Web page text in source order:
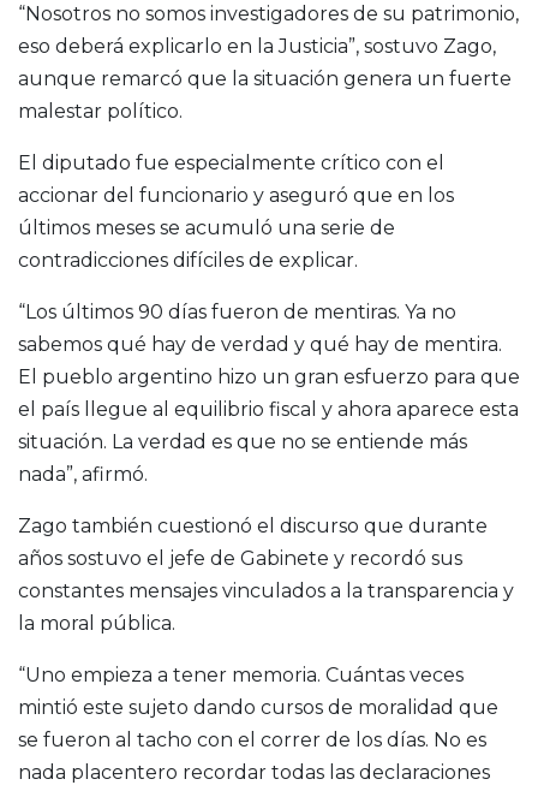
“Nosotros no somos investigadores de su patrimonio,
eso deberá explicarlo en la Justicia”, sostuvo Zago,
aunque remarcó que la situación genera un fuerte
malestar político.
El diputado fue especialmente crítico con el
accionar del funcionario y aseguró que en los
últimos meses se acumuló una serie de
contradicciones difíciles de explicar.
“Los últimos 90 días fueron de mentiras. Ya no
sabemos qué hay de verdad y qué hay de mentira.
El pueblo argentino hizo un gran esfuerzo para que
el país llegue al equilibrio fiscal y ahora aparece esta
situación. La verdad es que no se entiende más
nada”, afirmó.
Zago también cuestionó el discurso que durante
años sostuvo el jefe de Gabinete y recordó sus
constantes mensajes vinculados a la transparencia y
la moral pública.
“Uno empieza a tener memoria. Cuántas veces
mintió este sujeto dando cursos de moralidad que
se fueron al tacho con el correr de los días. No es
nada placentero recordar todas las declaraciones